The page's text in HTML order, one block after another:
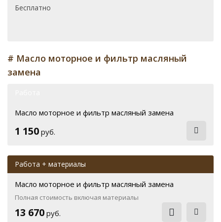
Бесплатно
# Масло моторное и фильтр масляный
замена
Масло моторное и фильтр масляный замена
1 150 руб.
Работа + материалы
Масло моторное и фильтр масляный замена
Полная стоимость включая материалы
13 670 руб.